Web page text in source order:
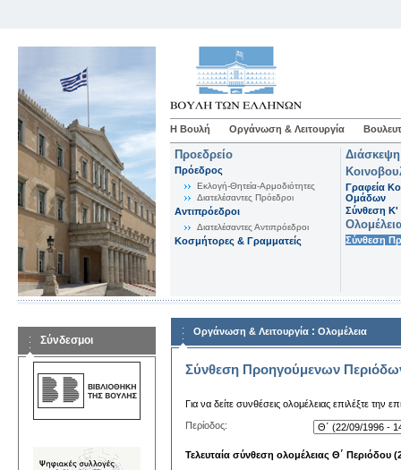
Η Βουλή Οργάνωση & Λειτουργία
Προεδρείο
Πρόεδρος
Εκλογή-Θητεία-Αρμοδιότητες
Διατελέσαντες Πρόεδροι
Αντιπρόεδροι
Διατελέσαντες Αντιπρόεδροι
Κοσμήτορες & Γραμματείς
Γραφεία
Ομάδων
Σύνθεση K'
Σύνθεση
Σύνδεσμοι
Οργάνωση & Λειτουργία : Ολομέλεια
Σύνθεση Προηγούμενων
Για να δείτε συνθέσεις ολομέλειας επιλέξτε την
Περίοδος:
Τελευταία σύνθεση ολομέλειας Θ΄ Περιόδου